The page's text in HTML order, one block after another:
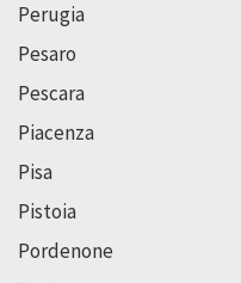
Perugia
Pesaro
Pescara
Piacenza
Pisa
Pistoia
Pordenone